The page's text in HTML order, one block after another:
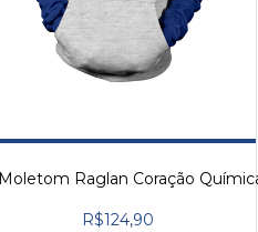
Moletom Raglan Coração
R$124,90